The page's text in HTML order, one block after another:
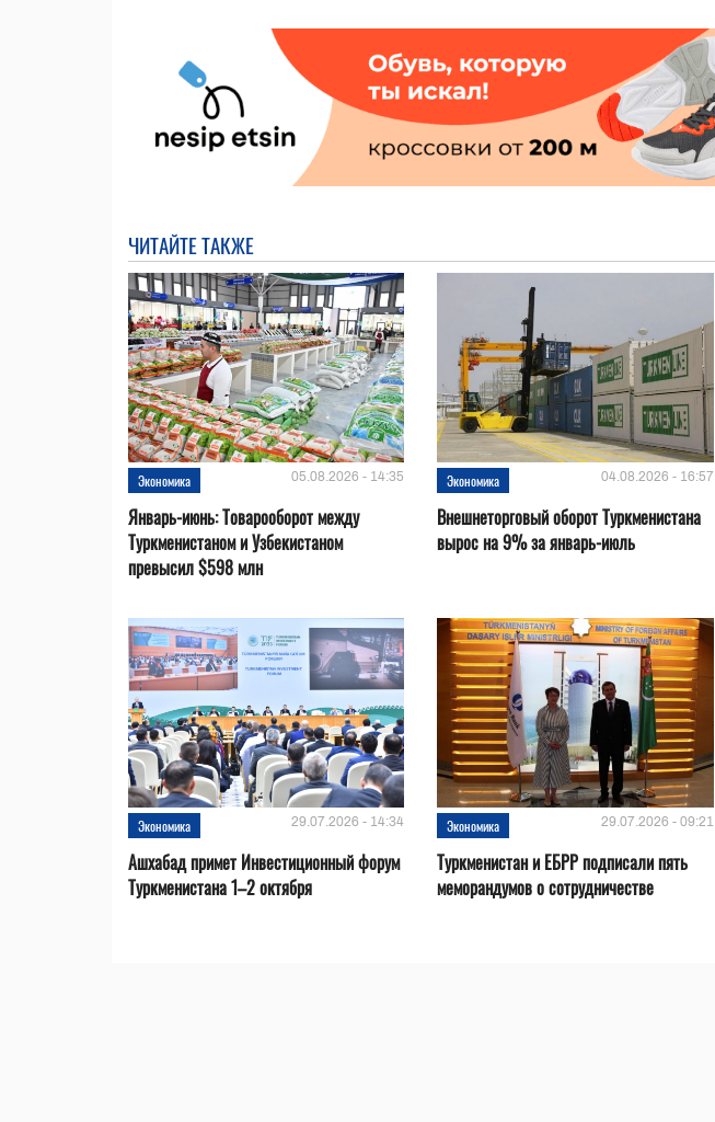
ЧИТАЙТЕ ТАКЖЕ
Экономика 05.08.2026 - 14:35
Январь-июнь: Товарооборот между
Туркменистаном и Узбекистаном
превысил $598 млн
Экономика 04.08.2026 - 16:57
Внешнеторговый оборот Туркменистана
вырос на 9% за январь-июль
Экономика 29.07.2026 - 14:34
Ашхабад примет Инвестиционный форум
Туркменистана 1–2 октября
Экономика 29.07.2026 - 09:21
Туркменистан и ЕБРР подписали пять
меморандумов о сотрудничестве